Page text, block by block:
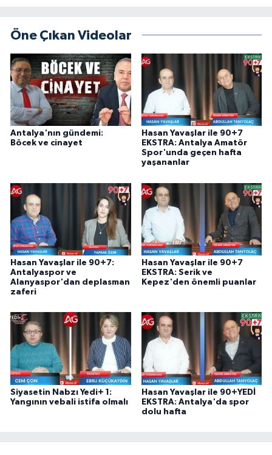
Öne Çıkan Videolar
Antalya'nın gündemi:
Böcek ve cinayet
Hasan Yavaşlar ile 90+7
EKSTRA: Antalya Amatör
Spor'unda geçen hafta
yaşananlar
Hasan Yavaşlar ile 90+7:
Antalyaspor ve
Alanyaspor'dan deplasman
zaferi
Hasan Yavaşlar ile 90+7
EKSTRA: Serik ve
Kepez'den önemli puanlar
Siyasetin Nabzı Yedi+ 1:
Yangının vebali istifa olmalı
Hasan Yavaşlar ile 90+YEDİ
EKSTRA: Antalya'da spor
dolu hafta